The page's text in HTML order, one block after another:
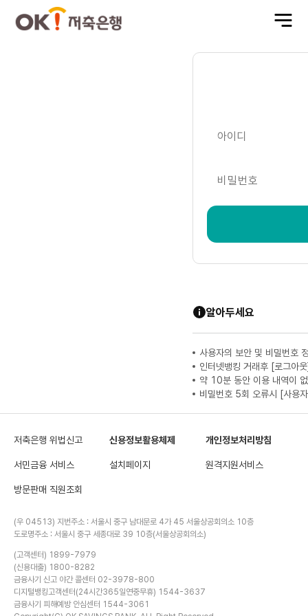
전
체
아이디
비밀번호
알아두세요
사용자의 보안 및 비밀번호
인터넷뱅킹 거래후 [로그아
약 10분 동안 이용 내역이
비밀번호 5회 오류시 [사용
저축은행 위법신고 신용정보활용체제 개인정보처리방침
서민금융 서비스 설치페이지 원격지원서비스
방문판매 직원조회
(우 04513) 지번주소 : 서울시 중구 남대문로 4가 45 서울상공회의소 10층
도로명주소 : 서울시 중구 세종대로 39 10층(서울상공회의소)
(고객센터) 1899-7979
(신용대출) 1800-8282
금융사기 신고 야간 콜센터 02-3978-800
디지털뱅킹고객센터(24시간365일연중무휴) 1544-3637
금융사기 피해예방 안심센터 1544-3061